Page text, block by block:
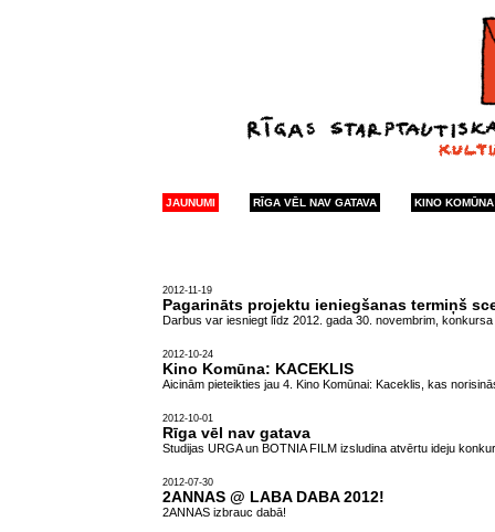
JAUNUMI RĪGA VĒL NAV GATAVA KINO
2012-11-19
Pagarināts projektu ieniegšanas termiņš
Darbus var iesniegt līdz 2012. gada 30. novembrim,
2012-10-24
Kino Komūna: KACEKLIS
Aicinām pieteikties jau 4. Kino Komūnai: Kaceklis, kas
2012-10-01
Rīga vēl nav gatava
Studijas URGA un BOTNIA FILM izsludina atvērtu ideju
2012-07-30
2ANNAS @ LABA DABA 2012!
2ANNAS izbrauc dabā!